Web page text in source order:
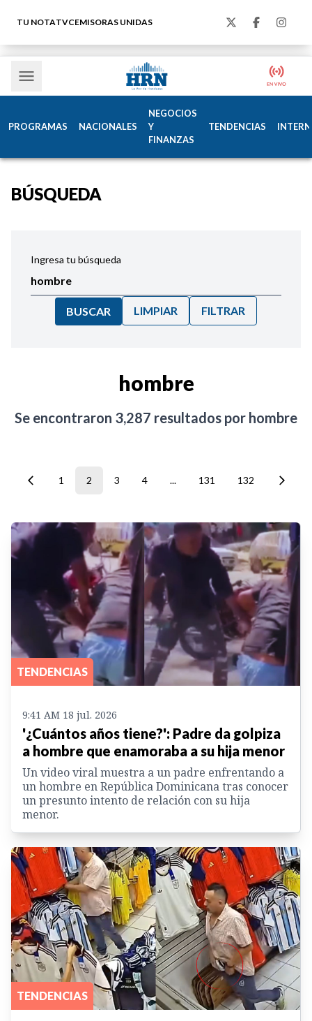
TU NOTATVCEMISORAS UNIDAS
PROGRAMAS NACIONALES
NEGOCIOS
Y
FINANZAS
TENDENCIAS
BÚSQUEDA
Ingresa tu búsqueda
BUSCAR LIMPIAR FILTRAR
hombre
Se encontraron 3,287 resultados por hombre
1 2 3 4 ... 131 132
TENDENCIAS
9:41 AM 18 jul. 2026
'¿Cuántos años tiene?': Padre da golpiza
a hombre que enamoraba a su hija menor
Un video viral muestra a un padre enfrentando a
un hombre en República Dominicana tras conocer
un presunto intento de relación con su hija
menor.
TENDENCIAS